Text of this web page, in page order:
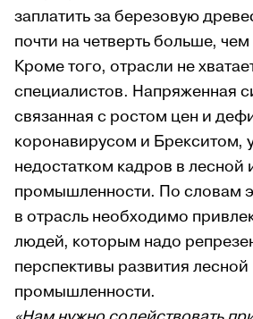
заплатить за березовую
почти на четверть больше,
Кроме того, отрасли не
специалистов. Напряженная
связанная с ростом цен и
коронавирусом и Брекситом,
недостатком кадров в лесной
промышленности. По словам
в отрасль необходимо
людей, которым надо
перспективы развития лесной
промышленности.